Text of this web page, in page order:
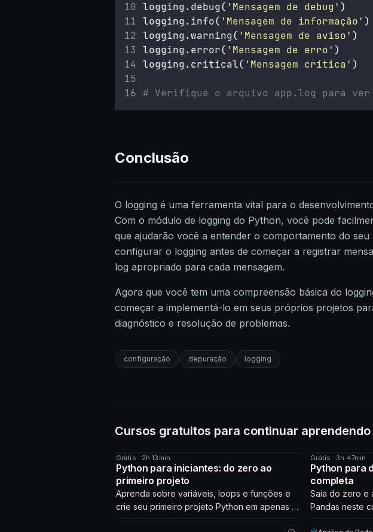
logging.debug( ' Mensagem de debug ' )
logging.info( ' Mensagem de informação ' )
logging.warning( ' Mensagem de aviso ' )
logging.error( ' Mensagem de erro ' )
logging.critical( ' Mensagem crítica ' )
# Verifique o arquivo app.log para
Conclusão
O logging é uma ferramenta vital para o
Com o módulo de logging do Python, você pode
que ajudarão você a entender o comportamento do seu
configurar o logging antes de começar a registrar
log apropriado para cada mensagem.
Agora que você tem uma compreensão básica do
começar a implementá-lo em seus próprios projetos
diagnóstico e resolução de problemas.
configuração depuração logging
Cursos gratuitos para continuar aprendendo
CURSO
Grátis · 2h 13min
Python para iniciantes: do zero ao
primeiro projeto
Aprenda sobre variáveis, loops e funções e
crie seu primeiro projeto Python em apenas 2
CURSO
Grátis · 3h 47min
Python para
completa
Saia do zero e
Pandas neste